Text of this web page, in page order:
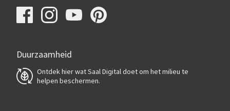
Duurzaamheid
Ontdek hier wat Saal Digital doet om het milieu te
helpen beschermen.